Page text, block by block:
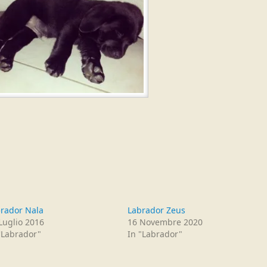
Nala
2016
Labrador Zeus
16 Novembre 2020
In "Labrador"